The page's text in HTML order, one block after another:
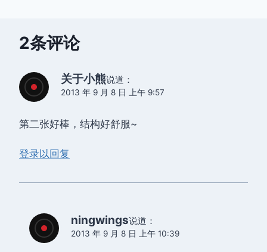
2条评论
关于小熊说道：
2013 年 9 月 8 日 上午 9:57
第二张好棒，结构好舒服~
登录以回复
ningwings说道：
2013 年 9 月 8 日 上午 10:39